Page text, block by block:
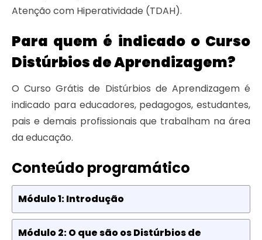
Atenção com Hiperatividade (TDAH).
Para quem é indicado o Curso
Distúrbios de Aprendizagem?
O Curso Grátis de Distúrbios de Aprendizagem é
indicado para educadores, pedagogos, estudantes,
pais e demais profissionais que trabalham na área
da educação.
Conteúdo programático
Módulo 1: Introdução
Módulo 2: O que são os Distúrbios de